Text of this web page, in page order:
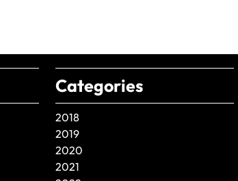
Categories
2018
2019
2020
2021